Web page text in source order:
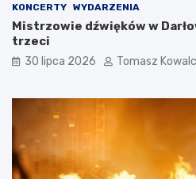
KONCERTY WYDARZENIA
Mistrzowie dźwięków w
trzeci
30 lipca 2026 Tomasz